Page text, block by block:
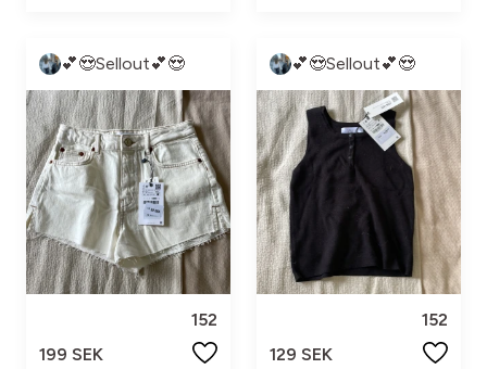
💕😍Sellout💕😍
152
199 SEK
💕😍Sellout💕😍
152
129 SEK